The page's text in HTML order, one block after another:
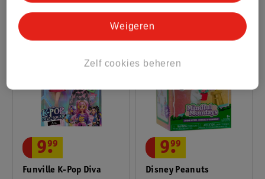
Funville K-Pop Diva
9.
99
Disney Peanuts
9.
99
Zelf cookies beheren
Weigeren